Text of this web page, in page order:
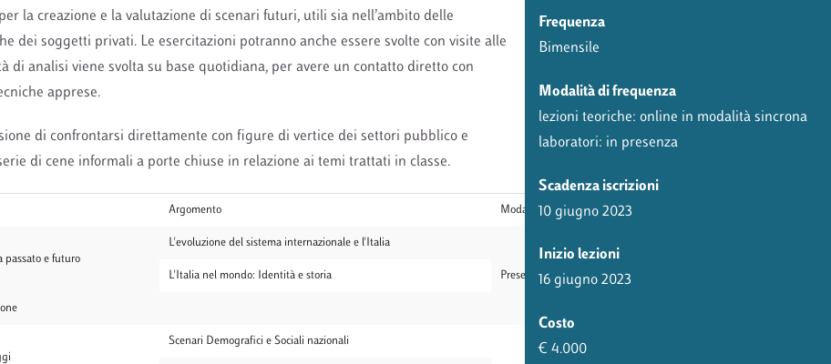
la creazione e la valutazione di scenari futuri, utili sia nell’ambito delle
dei soggetti privati. Le esercitazioni potranno anche essere svolte con visite alle
di analisi viene svolta su base quotidiana, per avere un contatto diretto con
apprese.
di confrontarsi direttamente con figure di vertice dei settori pubblico e
di cene informali a porte chiuse in relazione ai temi trattati in classe.
Argomento Modalità
passato e futuro
L'evoluzione del sistema internazionale e l'Italia
Presenza
L'Italia nel mondo: Identità e storia
Scenari Demografici e Sociali nazionali
Frequenza
Bimensile
Modalità di frequenza
lezioni teoriche: online in modalità sincrona
laboratori: in presenza
Scadenza iscrizioni
10 giugno 2023
Inizio lezioni
16 giugno 2023
Costo
€ 4.000